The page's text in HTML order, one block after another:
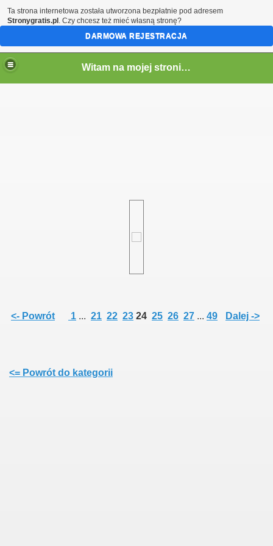
Witam na mojej stronie - Marcin SQ5LTA
<- Powrót 1 ... 21 22 23 24 25 26 27 ... 49 Dalej ->
<= Powrót do kategorii
Ta strona internetowa została utworzona bezpłatnie pod adresem
Stronygratis.pl . Czy chcesz też mieć własną stronę?
DARMOWA REJESTRACJA